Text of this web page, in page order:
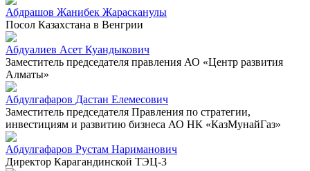
Абдрашов Жанибек Жарасканулы
Посол Казахстана в Венгрии
Абдуалиев Асет Куандыкович
Заместитель председателя правления АО «Центр развития
Алматы»
Абдулгафаров Дастан Елемесович
Заместитель председателя Правления по стратегии,
инвестициям и развитию бизнеса АО НК «КазМунайГаз»
Абдулгафаров Рустам Нариманович
Директор Карагандинской ТЭЦ-3